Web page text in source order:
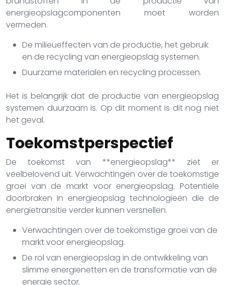
energieopslagcomponenten moet worden
vermeden.
De milieueffecten van de productie, het gebruik
en de recycling van energieopslag systemen.
Duurzame materialen en recycling processen.
Het is belangrijk dat de productie van energieopslag
systemen duurzaam is. Op dit moment is dit nog niet
het geval.
Toekomstperspectief
De toekomst van **energieopslag** ziet er
veelbelovend uit. Verwachtingen over de toekomstige
groei van de markt voor energieopslag. Potentiële
doorbraken in energieopslag technologieën die de
energietransitie verder kunnen versnellen.
Verwachtingen over de toekomstige groei van de
markt voor energieopslag.
De rol van energieopslag in de ontwikkeling van
slimme energienetten en de transformatie van de
energie sector.